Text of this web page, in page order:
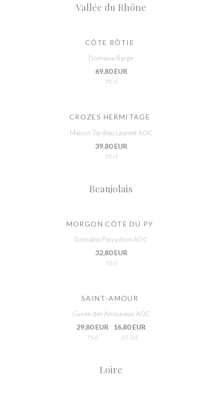
Vallée du Rhône
CÔTE RÔTIE
Domaine Barge
69,80 EUR
75 cl
CROZES HERMITAGE
Maison Tardieu Laurent AOC
39,80 EUR
75 cl
Beaujolais
MORGON CÔTE DU PY
Domaine Perrachon AOC
32,80 EUR
75cl
SAINT-AMOUR
Cuvée des Amoureux AOC
29,80 EUR
75cl
16,80 EUR
37,5cl
Loire